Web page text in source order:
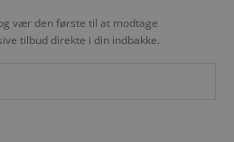
vær den første til at modtage
tilbud direkte i din indbakke.